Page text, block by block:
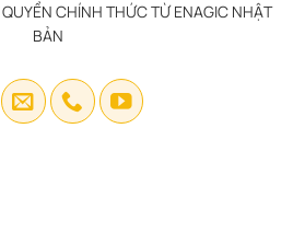
CHÍNH THỨC TỪ ENAGIC NHẬT
BẢN